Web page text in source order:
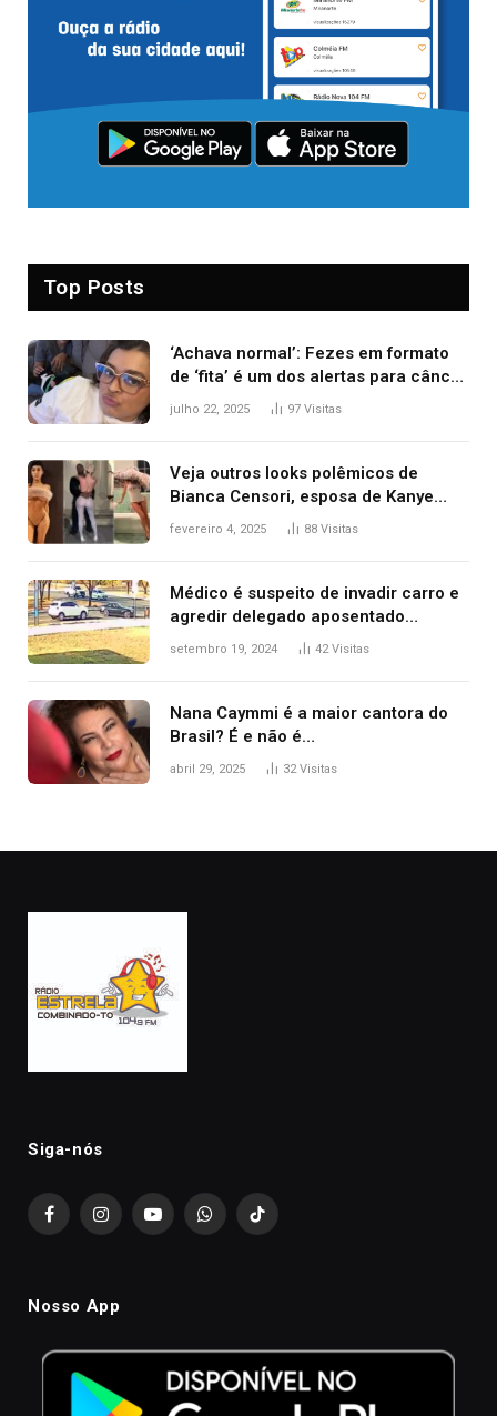
Top Posts
‘Achava normal’: Fezes em formato
de ‘fita’ é um dos alertas para câncer
colorretal; relembre fala de Preta Gil
julho 22, 2025 97 Visitas
Veja outros looks polêmicos de
Bianca Censori, esposa de Kanye
West que apareceu nua no Grammy
fevereiro 4, 2025 88 Visitas
Médico é suspeito de invadir carro e
agredir delegado aposentado
durante confusão no trânsito
setembro 19, 2024 42Visitas
Nana Caymmi é a maior cantora do
Brasil? É e não é…
abril 29, 2025 32Visitas
Siga-nós
FacebookInstagramYouTubeWhatsAppTikTok
Nosso App